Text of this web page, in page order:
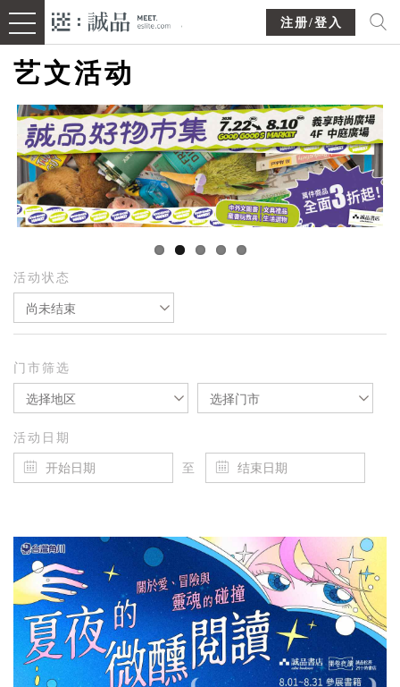
注册/登入
艺文活动
活动状态
尚未结束
门市筛选
选择地区 选择门市
活动日期
至